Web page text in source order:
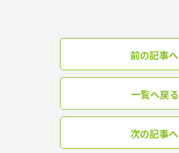
前の記事へ
一覧へ戻る
次の記事へ